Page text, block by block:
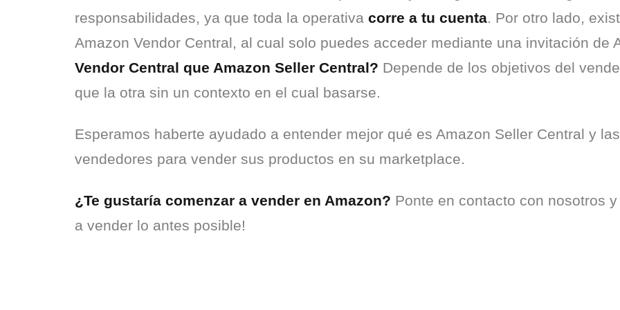
responsabilidades, ya que toda la operativa corre a tu cuenta. Por otro lado,
Amazon Vendor Central, al cual solo puedes acceder mediante una invitación de
Vendor Central que Amazon Seller Central? Depende de los objetivos del
que la otra sin un contexto en el cual basarse.
Esperamos haberte ayudado a entender mejor qué es Amazon Seller Central y
vendedores para vender sus productos en su marketplace.
¿Te gustaría comenzar a vender en Amazon? Ponte en contacto con nosotros
a vender lo antes posible!